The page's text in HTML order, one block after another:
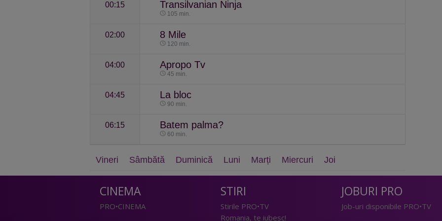
00:15 Transilvanian Ninja
105 min.
02:00 8 Mile
120 min.
04:00 Apropo Tv
45 min.
04:45 La bloc
90 min.
06:15 Batem palma?
60 min.
Vineri Sâmbătă Duminică Luni Marți Miercuri Joi
CINEMA
PRO•CINEMA
STIRI
Stirile PRO•TV
Romania, te iubesc!
JOBURI PRO
Job-uri disponibile PRO•TV